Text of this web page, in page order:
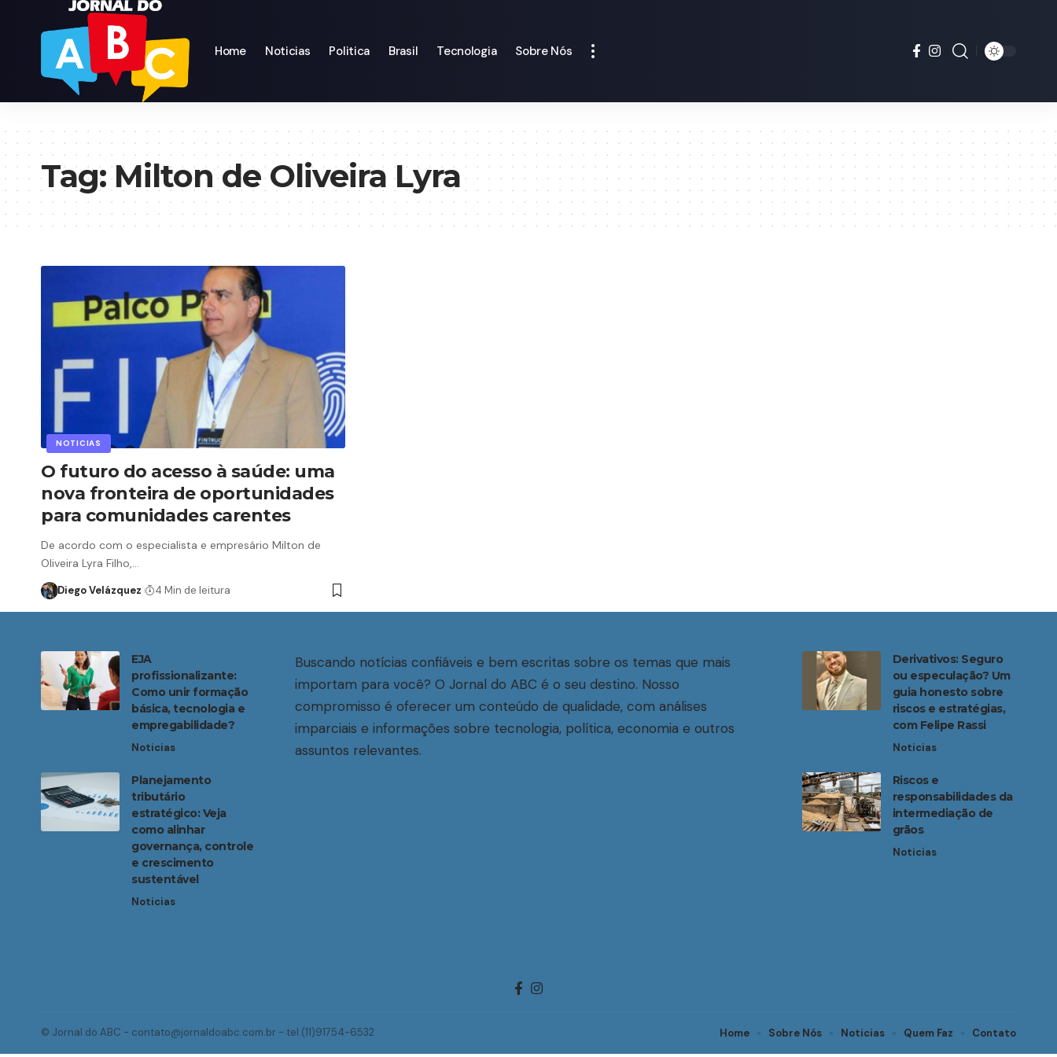
Home Noticias Politica Brasil Tecnologia Sobre Nós
Tag:Milton de Oliveira Lyra
NOTICIAS
O futuro do acesso à saúde: uma
nova fronteira de oportunidades
para comunidades carentes
De acordo com o especialista e empresário Milton de
Oliveira Lyra Filho,…
Diego Velázquez 4 Min de leitura
EJA
profissionalizante:
Como unir formação
básica, tecnologia e
empregabilidade?
Noticias
Planejamento
tributário
estratégico: Veja
como alinhar
governança, controle
e crescimento
sustentável
Noticias
Buscando notícias confiáveis e bem escritas sobre os temas que mais
importam para você? O Jornal do ABC é o seu destino. Nosso
compromisso é oferecer um conteúdo de qualidade, com análises
imparciais e informações sobre tecnologia, política, economia e outros
assuntos relevantes.
Derivativos: Seguro
ou especulação? Um
guia honesto sobre
riscos e estratégias,
com Felipe Rassi
Noticias
Riscos e
responsabilidades da
intermediação de
grãos
Noticias
© Jornal do ABC - contato@jornaldoabc.com.br - tel.(11)91754-6532 Home Sobre Nós Noticias Quem Faz Contato